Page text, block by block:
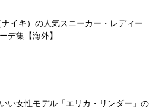
ナイキ）の人気スニーカー・レディー
デ集【海外】
い女性モデル「エリカ・リンダー」の